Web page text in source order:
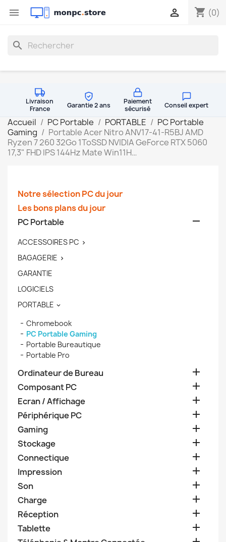
 shopping_cart (0)

search
Livraison
France
Garantie 2 ans
Paiement
sécurisé
Conseil expert
Accueil PC Portable PORTABLE
PC Portable
Gaming
Portable Acer Nitro ANV17-41-R5BJ AMD
Ryzen 7 260 32Go 1ToSSD NVIDIA GeForce RTX 5060
17,3" FHD IPS 144Hz Mate Win11H…
Notre sélection PC du jour
Les bons plans du jour
PC Portable

ACCESSOIRES PC 
BAGAGERIE 
GARANTIE
LOGICIELS
PORTABLE 
Chromebook
PC Portable Gaming
Portable Bureautique
Portable Pro
Ordinateur de Bureau 
Composant PC 
Ecran / Affichage 
Périphérique PC 
Gaming 
Stockage 
Connectique 
Impression 
Son 
Charge 
Réception 
Tablette 